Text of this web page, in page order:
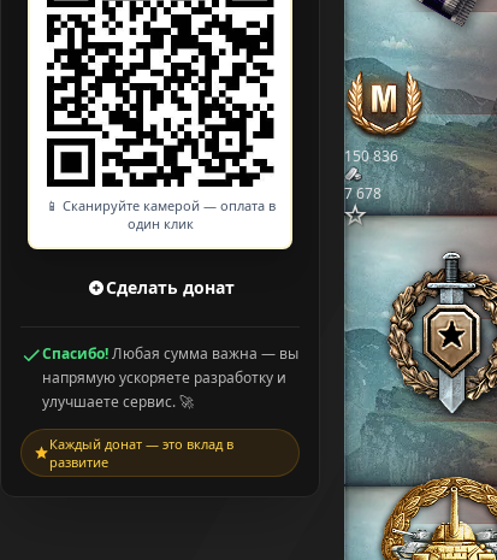
📱 Сканируйте камерой — оплата в
один клик
Сделать донат
Спасибо!Любая сумма важна — вы
напрямую ускоряете разработку и
улучшаете сервис. 🚀
Каждый донат — это вклад в
развитие
150 836
7 678